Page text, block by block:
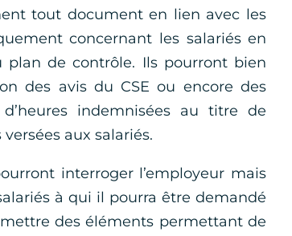
tout document en lien avec les
concernant les salariés en
plan de contrôle. Ils pourront bien
des avis du CSE ou encore des
indemnisées au titre de
aux salariés.
interroger l’employeur mais
à qui il pourra être demandé
des éléments permettant de